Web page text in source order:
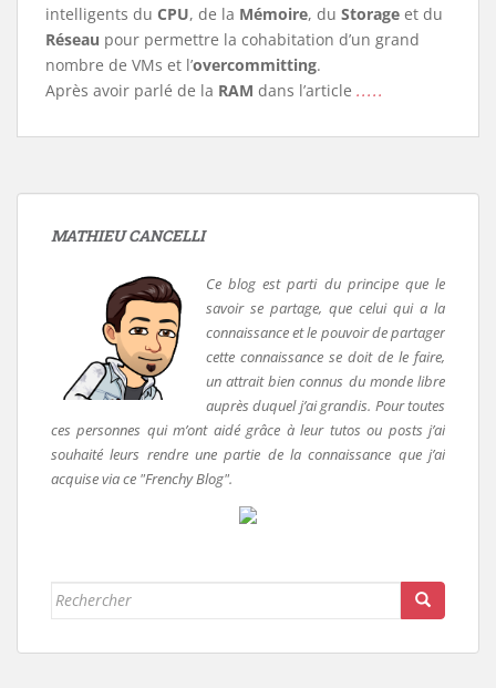
intelligents du CPU, de la Mémoire, du Storage et du
Réseau pour permettre la cohabitation d’un grand
nombre de VMs et l’overcommitting.
Après avoir parlé de la RAM dans l’article .....
MATHIEU CANCELLI
Ce blog est parti du principe que le
savoir se partage, que celui qui a la
connaissance et le pouvoir de partager
cette connaissance se doit de le faire,
un attrait bien connus du monde libre
auprès duquel j’ai grandis. Pour toutes
ces personnes qui m’ont aidé grâce à leur tutos ou posts j’ai
souhaité leurs rendre une partie de la connaissance que j’ai
acquise via ce "Frenchy Blog".
Rechercher...